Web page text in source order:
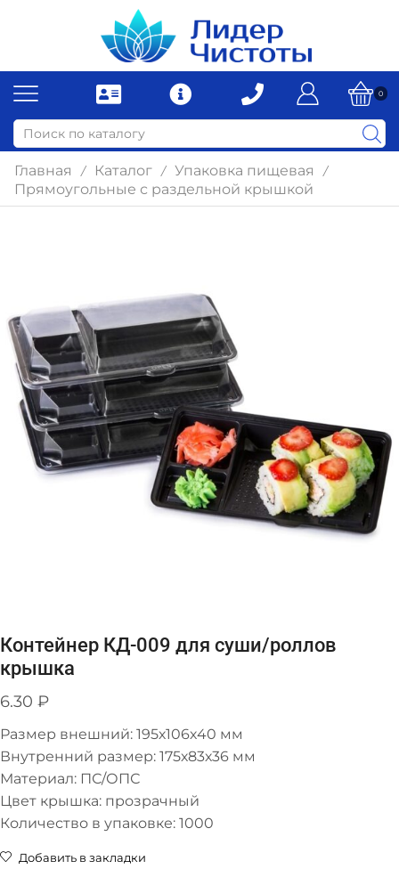
0
Главная / Каталог / Упаковка пищевая /
Прямоугольные с раздельной крышкой
Контейнер КД-009 для суши/роллов
крышка
6.30 ₽
Размер внешний: 195х106х40 мм
Внутренний размер: 175х83х36 мм
Материал: ПС/ОПС
Цвет крышка: прозрачный
Количество в упаковке: 1000
Добавить в закладки